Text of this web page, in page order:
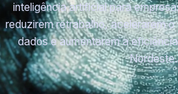
inteligência artificial para
reduzirem retrabalho, acelerarem
dados e aumentarem a
Nordeste.